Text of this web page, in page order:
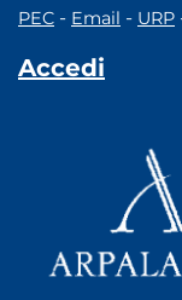
PEC - Email - URP
Accedi